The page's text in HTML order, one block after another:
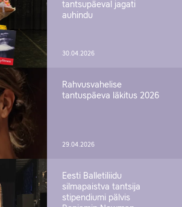
tantsupäeval jagati
auhindu
30.04.2026
Rahvusvahelise
tantuspäeva läkitus 2026
29.04.2026
Eesti Balletiliidu
silmapaistva tantsija
stipendiumi pälvis